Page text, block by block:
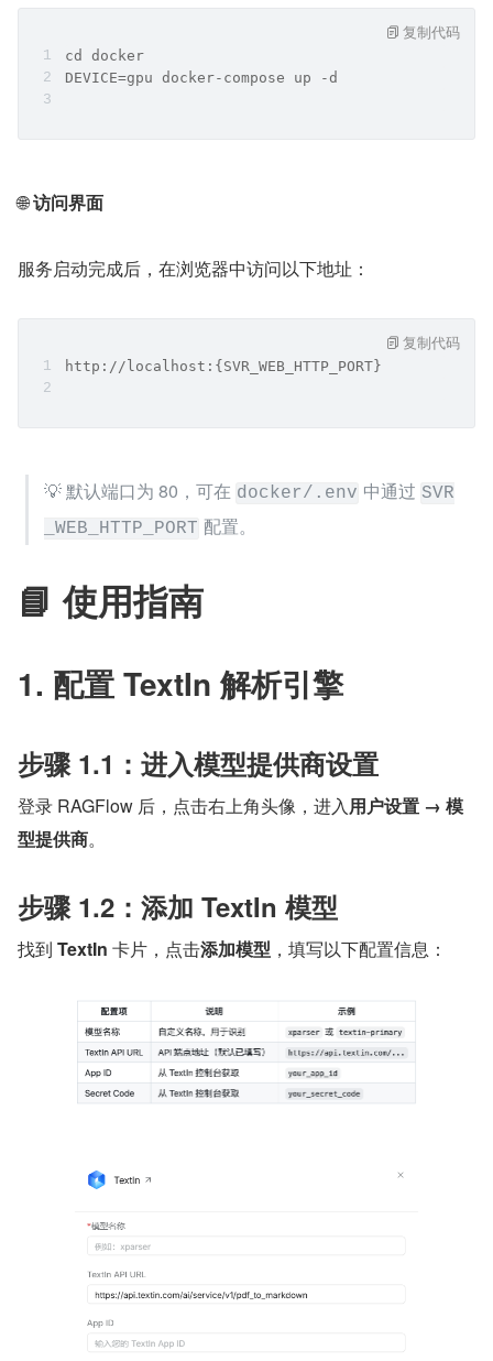
cd docker
DEVICE=gpu docker-compose up -d
复制代码
🌐 访问界面
服务启动完成后，在浏览器中访问以下地址：
http://localhost:{SVR_WEB_HTTP_PORT}
复制代码
💡 默认端口为 80，可在 docker/.env 中通过 SVR
_WEB_HTTP_PORT 配置。
📘 使用指南
1. 配置 TextIn 解析引擎
步骤 1.1：进入模型提供商设置
登录 RAGFlow 后，点击右上角头像，进入​用户设置 → 模
型提供商​。
步骤 1.2：添加 TextIn 模型
找到 TextIn 卡片，点击​添加模型 ​，填写以下配置信息：